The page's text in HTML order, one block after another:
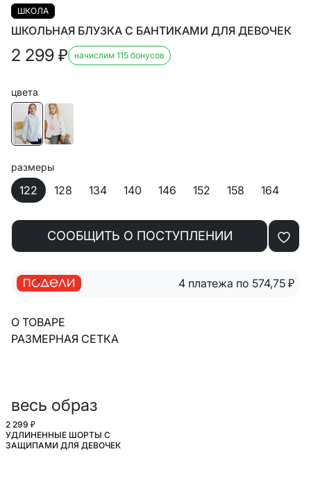
ШКОЛА
ШКОЛЬНАЯ БЛУЗКА С БАНТИКАМИ ДЛЯ ДЕВОЧЕК
2 299 ₽ начислим 115 бонусов
цвета
размеры
122 128 134 140 146 152 158 164
СООБЩИТЬ О ПОСТУПЛЕНИИ
4 платежа по 574,75 ₽
О ТОВАРЕ
РАЗМЕРНАЯ СЕТКА
весь образ
ШКОЛА
2 299 ₽
УДЛИНЕННЫЕ ШОРТЫ С
ЗАЩИПАМИ ДЛЯ ДЕВОЧЕК